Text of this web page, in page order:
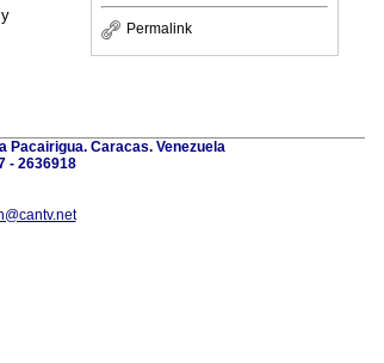
Permalink
Pacairigua. Caracas. Venezuela
- 2636918